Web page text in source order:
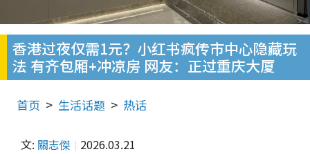
香港过夜仅需1元？小红书疯传市中心隐藏玩
法 有齐包厢+冲凉房 网友：正过重庆大厦
首页 生活话题 热话
文: 關志傑 2026.03.21